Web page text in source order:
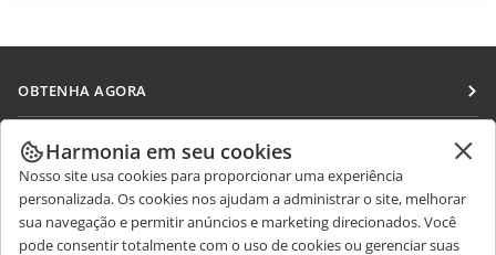
OBTENHA AGORA
Docs
DocSpace
Workspace
Conectores
COLABORAR
Para colaboradores
Para tradutores
RECEBA NOTÍCIAS
Blog
OBTER AJUDA
Harmonia em seu cookies
Nosso site usa cookies para proporcionar uma experiência
personalizada. Os cookies nos ajudam a administrar o site, melhorar
sua navegação e permitir anúncios e marketing direcionados. Você
pode consentir totalmente com o uso de cookies ou gerenciar suas